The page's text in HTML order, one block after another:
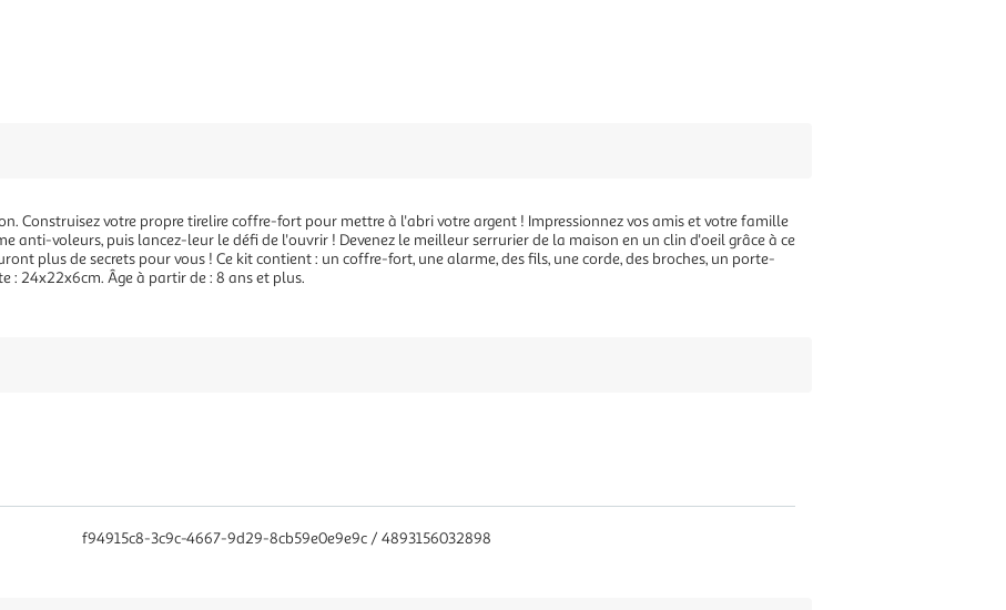
Construisez votre propre tirelire coffre-fort pour mettre à l'abri votre argent ! Impressionnez vos amis et votre famille
anti-voleurs, puis lancez-leur le défi de l'ouvrir ! Devenez le meilleur serrurier de la maison en un clin d'oeil grâce à ce
plus de secrets pour vous ! Ce kit contient : un coffre-fort, une alarme, des fils, une corde, des broches, un porte-
: 24x22x6cm. Âge à partir de : 8 ans et plus.
f94915c8-3c9c-4667-9d29-8cb59e0e9e9c / 4893156032898